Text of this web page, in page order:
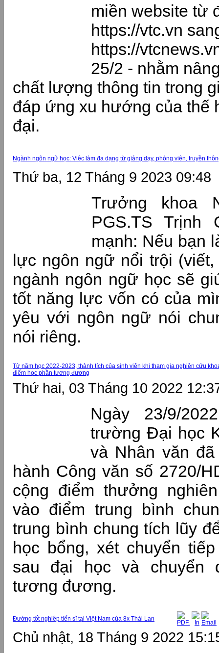
miền website từ
https://vtc.vn
https://
25/2 - nhằm
chất lượng thông tin trong
đáp ứng xu hướng của thế
đại.
Ngành ngôn ngữ học: Việc làm đa dạng từ giảng dạy, phóng viên, truyền
Thứ ba, 12 Tháng 9 2023 09:48
Trưởng khoa
PGS.TS Trịnh
mạnh: Nếu bạn
lực ngôn ngữ nổi trội
ngành ngôn ngữ học sẽ
tốt năng lực vốn có của
yêu với ngôn ngữ nói
nói riêng.
Từ năm học 2022-2023, thành tích của sinh viên khi tham gia nghiên cứu
điểm học phần tương đương
Thứ hai, 03 Tháng 10 2022
Ngày 23/9/
trường Đại học
và Nhân văn
hành Công văn số 2720/
cộng điểm thưởng
vào điểm trung bình
trung bình chung tích lũy
học bổng, xét chuyển
sau đại học và chuyển
tương đương.
Đường tốt nghiệp tiến sĩ tại Việt Nam của 8x Thái Lan
Chủ nhật, 18 Tháng 9 2022